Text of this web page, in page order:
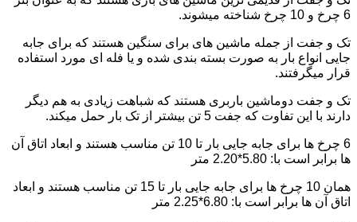
6 چرخ و 10 چرخ شناخته میشوند.
تک و جفت از جمله ماشین های برای سنگین هستند که برای جابه
جایی انواع بار به صورت بسته بندی شده و یا فله ای مورد استفاده
قرار میگرفتند.
تک و جفت دوماشین باربری هستند که شباهت زیادی به هم دیگر
دارند با این تفاوت که جفت 5 تن بیشتر از تک بار حمل میکند.
6 چرخ ها برای جابه جایی بار تا 10 تن مناسب هستند و ابعاد اتاق آن
ها برابر است با: 5.80*2.20 متر
همان 10 چرخ ها برای جابه جایی بار تا 15 تن مناسب هستند و ابعاد
اتاق آن ها برابر است با: 6.80*2.25 متر